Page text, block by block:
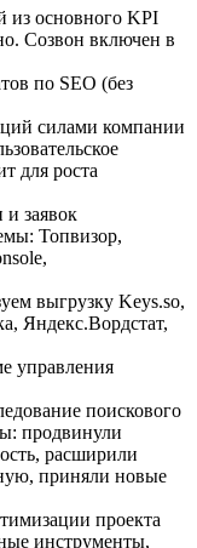
из основного KPI
Созвон включен в
по SEO (без
силами компании
для роста
заявок
Топвизор,
выгрузку Keys.so,
Яндекс.Вордстат,
управления
поискового
продвинули
расширили
приняли новые
проекта
инструменты,